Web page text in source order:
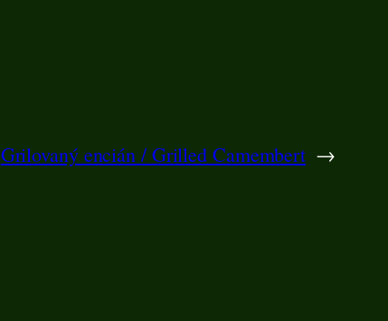
Grilovaný encián / Grilled Camembert →